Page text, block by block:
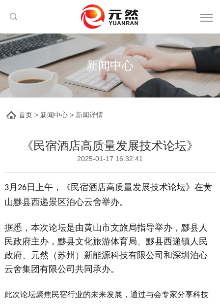
新闻中心
首页 > 新闻中心 > 新闻详情
《民宿酒店高质量发展技术论坛》
2025-01-17 16:32:41
3月 26日上午，《民宿酒店高质量发展技术论坛》在黄
山黟县西递景区泊心云舍举办。
据悉，本次论坛是由黄山市文旅局指导举办，黟县人
民政府主办，黟县文化旅游体育局、黟县西递镇人民
政府、元然（苏州）新能源科技有限公司和深圳泊心
云舍集团有限公司共同承办。
此次论坛聚焦民宿行业的未来发展，通过与会专家分享科技